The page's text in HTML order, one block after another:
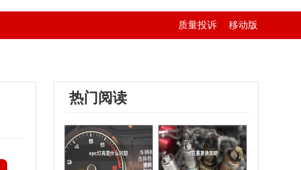
质量投诉 移动版
热门阅读